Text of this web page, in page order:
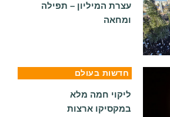
עצרת המיליון – תפילה
ומחאה
חדשות בעולם
ליקוי חמה מלא
במקסיקו ארצות